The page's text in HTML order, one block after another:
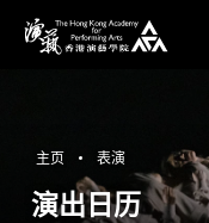
主页 表演
演出日历